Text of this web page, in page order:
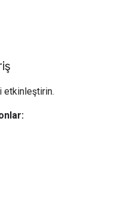
etkinleştirin.